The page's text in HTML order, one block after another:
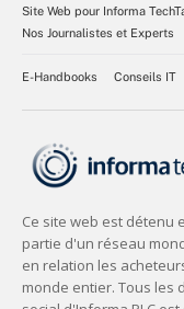
Site Web pour Informa
Nos Journalistes et Experts
E-Handbooks Conseils IT